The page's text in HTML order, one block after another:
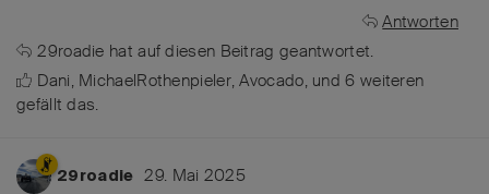
Antworten
29roadie hat auf diesen Beitrag geantwortet.
Dani, MichaelRothenpieler,Avocado, und6 weiteren
gefällt das.
29roadie 29. Mai 2025